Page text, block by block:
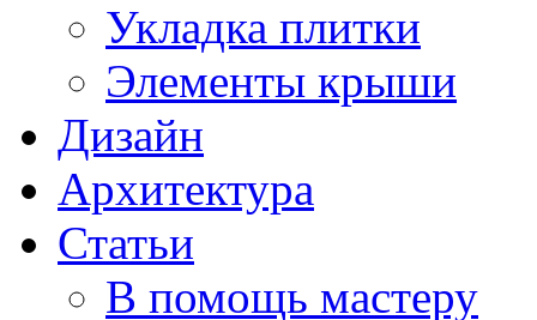
Укладка плитки
Элементы крыши
Дизайн
Архитектура
Статьи
В помощь мастеру